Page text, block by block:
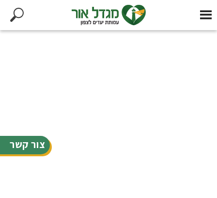
צור קשר